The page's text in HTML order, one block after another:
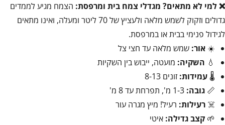
❌ למי לא מתאים? מגדלי צמח בית ומרפסת: הצמח מגיע לממדים
גדולים וזקוק לשמש מלאה ולעציץ של 70 ליטר ומעלה, ואינו מתאים
לגידול פנימי בבית או במרפסת.
☀️ אור: שמש מלאה עד חצי צל
💧 השקיה: מועטה, ייבוש בין השקיות
🌡️עמידות: זונים 8-13
📏 גובה: 1-3 מ', תפרחת עד 8 מ'
☠️ רעילות: רעיל! מיץ מגרה עור
🌱 קצב גדילה: איטי